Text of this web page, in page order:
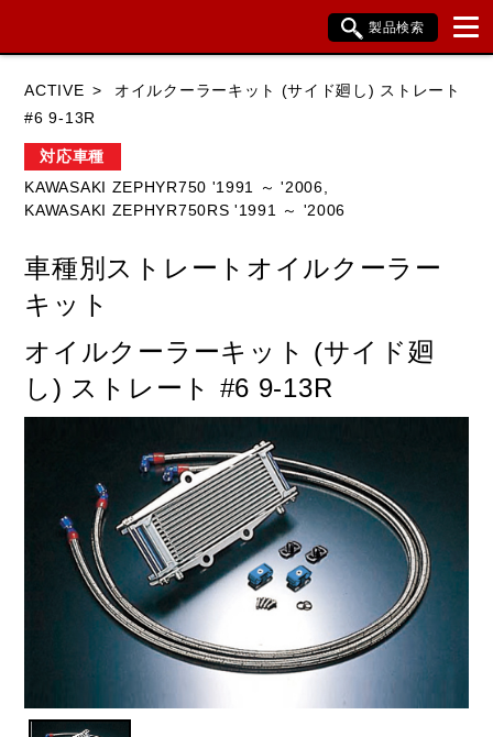
製品検索
HONDA YAMAHA SUZUKI
HARLEY DAVIDSON
閉じる
ACTIVE
オイルクーラーキット (サイド廻し) ストレート
#6 9-13R
対応車種
KAWASAKI ZEPHYR750 '1991 ～ '2006,
KAWASAKI ZEPHYR750RS '1991 ～ '2006
車種別ストレートオイルクーラー
キット
オイルクーラーキット (サイド廻
し) ストレート #6 9-13R